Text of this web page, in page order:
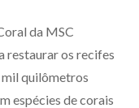
da MSC
restaurar os recifes
mil quilômetros
espécies de corais